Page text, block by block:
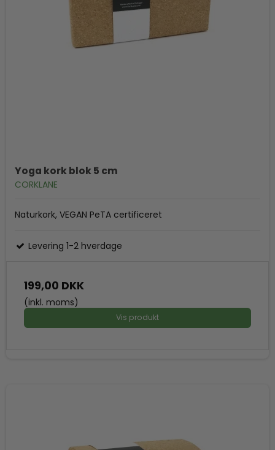
Yoga kork blok 5 cm
CORKLANE
Naturkork, VEGAN PeTA certificeret
Levering 1-2 hverdage
199,00 DKK
(inkl. moms)
Vis produkt